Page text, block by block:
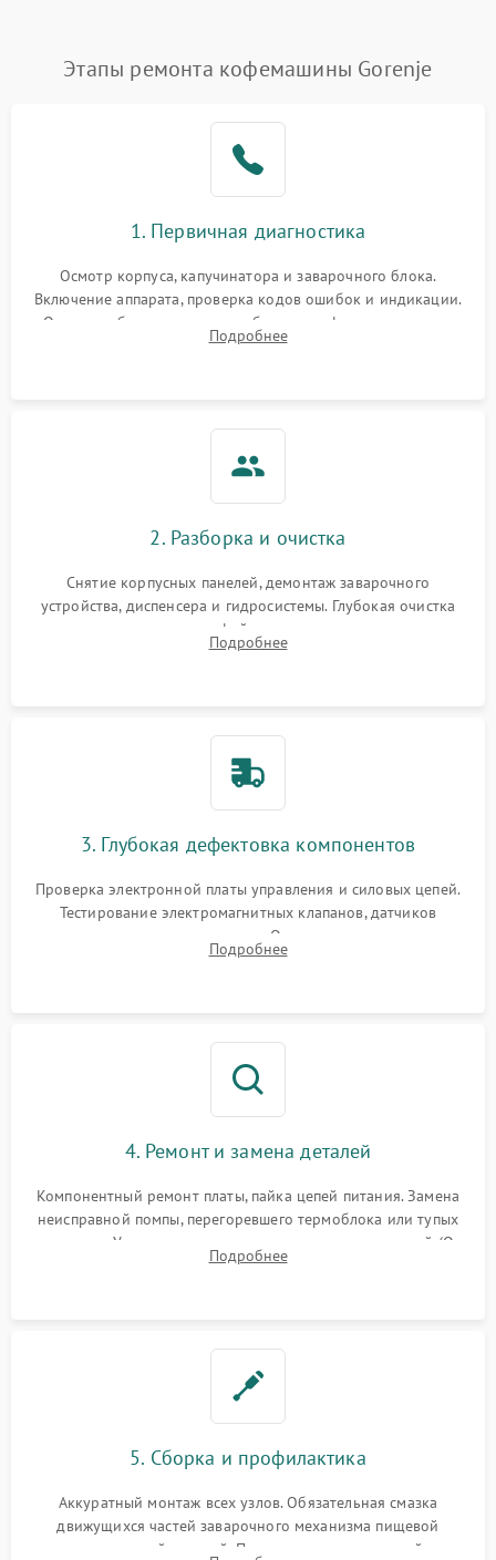
Этапы ремонта кофемашины Gorenje
1. Первичная диагностика
Осмотр корпуса, капучинатора и заварочного блока.
Включение аппарата, проверка кодов ошибок и индикации.
Оценка работы помпы, термоблока и кофемолки на слух.
Измерение температуры и давления воды для выявления
Подробнее
2. Разборка и очистка
Снятие корпусных панелей, демонтаж заварочного
устройства, диспенсера и гидросистемы. Глубокая очистка
внутренних узлов от кофейных масел, жмыха и накипи.
Промывка дренажных каналов и фильтров с использованием
Подробнее
3. Глубокая дефектовка компонентов
Проверка электронной платы управления и силовых цепей.
Тестирование электромагнитных клапанов, датчиков
температуры и расходомера. Оценка степени износа
жерновов кофемолки, уплотнительных колец гидросистемы
Подробнее
4. Ремонт и замена деталей
Компонентный ремонт платы, пайка цепей питания. Замена
неисправной помпы, перегоревшего термоблока или тупых
жерновов. Установка новых силиконовых уплотнителей (O-
ring) и тефлоновых трубок для надежного устранения
Подробнее
5. Сборка и профилактика
Аккуратный монтаж всех узлов. Обязательная смазка
движущихся частей заварочного механизма пищевой
силиконовой смазкой. Проведение программной